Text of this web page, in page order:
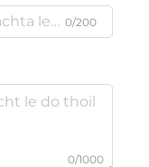
0/200
0/1000